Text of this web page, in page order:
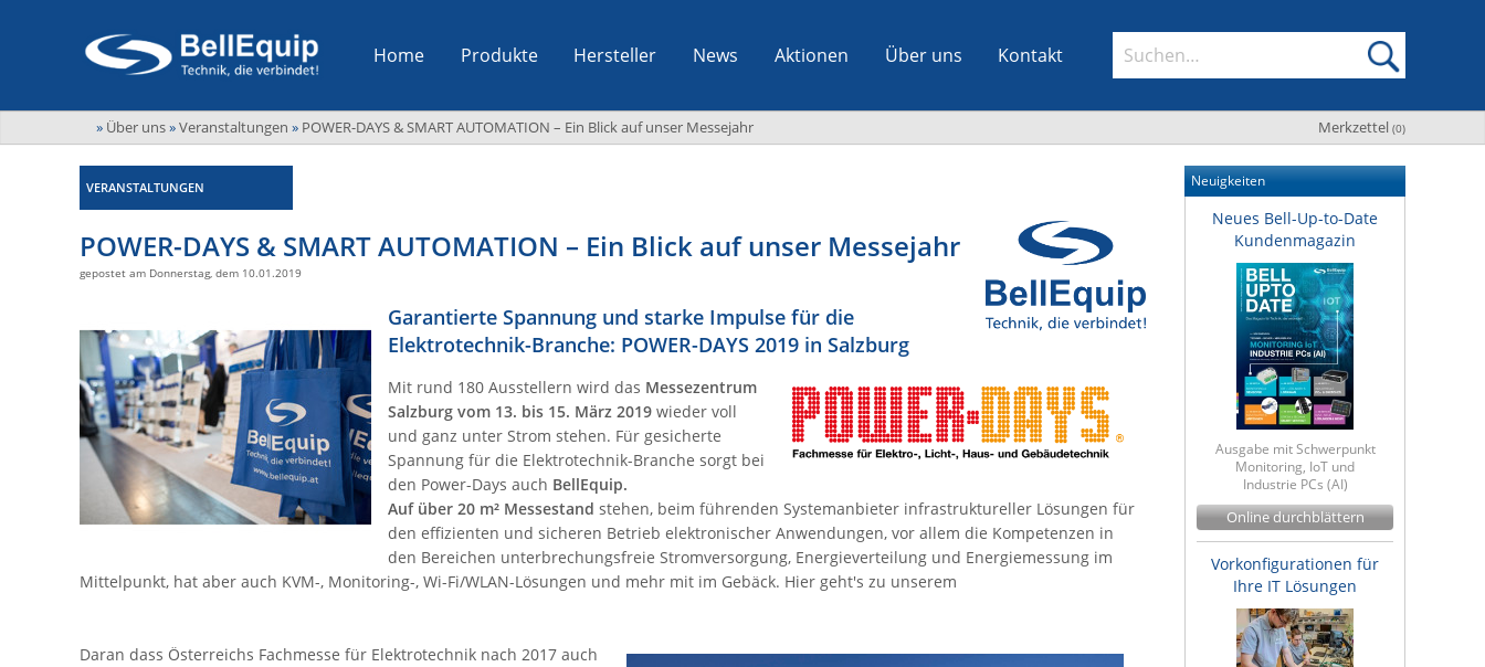
Home Produkte Hersteller News Aktionen Über uns Kontakt
Merkzettel (0)
» Über uns»Veranstaltungen » POWER-DAYS & SMART AUTOMATION – Ein Blick auf unser Messejahr
VERANSTALTUNGEN
POWER-DAYS & SMART AUTOMATION – Ein Blick auf unser Messejahr
gepostet am Donnerstag, dem 10.01.2019
Garantierte Spannung und starke Impulse für die
Elektrotechnik-Branche: POWER-DAYS 2019 in Salzburg
Mit rund 180 Ausstellern wird das Messezentrum
Salzburg vom 13. bis 15. März 2019 wieder voll
und ganz unter Strom stehen. Für gesicherte
Spannung für die Elektrotechnik-Branche sorgt bei
den Power-Days auch BellEquip.
Auf über 20 m² Messestand stehen, beim führenden Systemanbieter infrastruktureller Lösungen für
den effizienten und sicheren Betrieb elektronischer Anwendungen, vor allem die Kompetenzen in
den Bereichen unterbrechungsfreie Stromversorgung, Energieverteilung und Energiemessung im
Mittelpunkt, hat aber auch KVM-, Monitoring-, Wi-Fi/WLAN-Lösungen und mehr mit im Gebäck. Hier geht's zu unserem
Daran dass Österreichs Fachmesse für Elektrotechnik nach 2017 auch
Neuigkeiten
Neues Bell-Up-to-Date
Kundenmagazin
Ausgabe mit Schwerpunkt
Monitoring, IoT und
Industrie PCs (AI)
Online durchblättern
Vorkonfigurationen für
Ihre IT Lösungen